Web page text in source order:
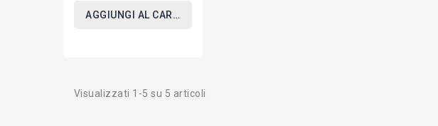
AGGIUNGI AL CARRELLO
Visualizzati 1-5 su 5 articoli